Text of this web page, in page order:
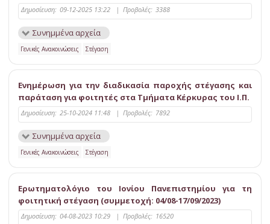
Δημοσίευση: 09-12-2025 13:22 | Προβολές: 3388
Συνημμένα αρχεία
Γενικές Ανακοινώσεις Στέγαση
Ενημέρωση για την διαδικασία παροχής στέγασης και
παράταση για φοιτητές στα Τμήματα Κέρκυρας του Ι.Π.
Δημοσίευση: 25-10-2024 11:48 | Προβολές: 7892
Συνημμένα αρχεία
Γενικές Ανακοινώσεις Στέγαση
Ερωτηματολόγιο του Ιονίου Πανεπιστημίου για τη
φοιτητική στέγαση (συμμετοχή: 04/08-17/09/2023)
Δημοσίευση: 04-08-2023 10:29 | Προβολές: 16520